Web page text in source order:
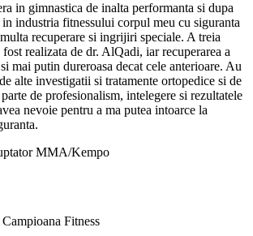
in gimnastica de inalta performanta si dupa
industria fitnessului corpul meu cu siguranta
recuperare si ingrijiri speciale. A treia
realizata de dr. AlQadi, iar recuperarea a
mai putin dureroasa decat cele anterioare. Au
alte investigatii si tratamente ortopedice si de
de profesionalism, intelegere si rezultatele
nevoie pentru a ma putea intoarce la